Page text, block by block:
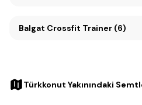
Balgat Crossfit Trainer (6)
Türkkonut Yakınındaki